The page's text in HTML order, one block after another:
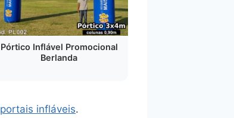
Pórtico Inflável Promocional
Berlanda
portais infláveis.